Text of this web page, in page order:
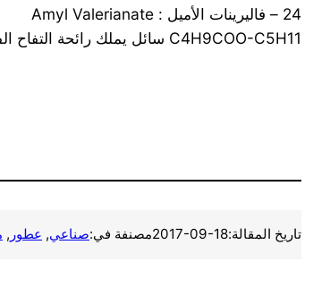
24 – فاليرينات الأميل : Amyl Valerianate
C4H9COO-C5H11 سائل يملك رائحة التفاح الفاضحة ، يستعمل بصورة رئيسية في تركيب عطر الفاكهة . وكمعدل في عطر التفاح البري Crapb Apple .
تاريخ المقالة:2017-09-18مصنفة في:صناعي, عطور ,